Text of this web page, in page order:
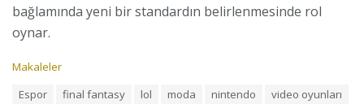
bağlamında yeni bir standardın belirlenmesinde rol
oynar.
C
Makaleler
Espor final fantasy lol moda nintendo video oyunları